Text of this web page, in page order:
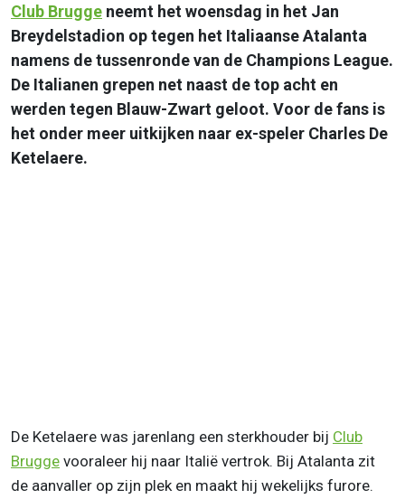
Club Brugge neemt het woensdag in het Jan
Breydelstadion op tegen het Italiaanse Atalanta
namens de tussenronde van de Champions League.
De Italianen grepen net naast de top acht en
werden tegen Blauw-Zwart geloot. Voor de fans is
het onder meer uitkijken naar ex-speler Charles De
Ketelaere.
De Ketelaere was jarenlang een sterkhouder bij Club
Brugge vooraleer hij naar Italië vertrok. Bij Atalanta zit
de aanvaller op zijn plek en maakt hij wekelijks furore.